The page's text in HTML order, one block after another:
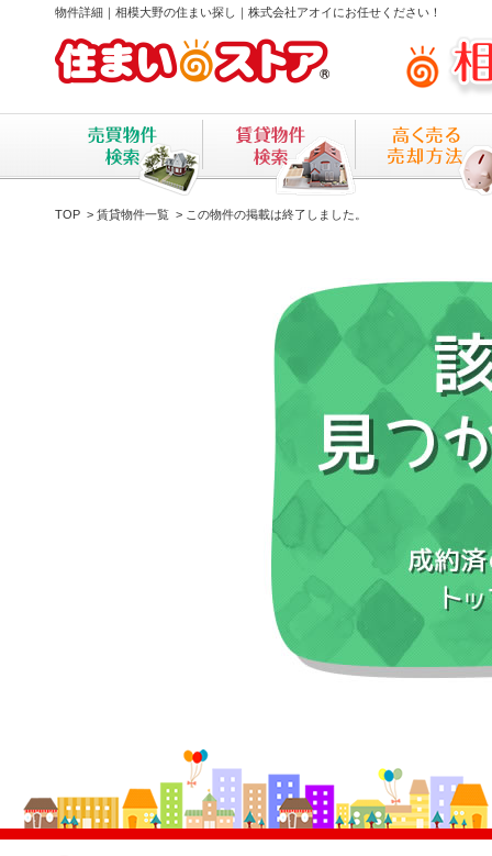
物件詳細｜相模大野の住まい探し｜株式会社アオイにお任せください！
TOP > 賃貸物件一覧 > この物件の掲載は終了しました。